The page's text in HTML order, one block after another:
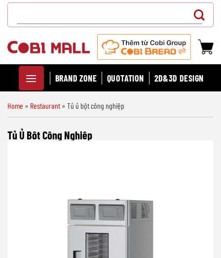
Chuyển
dung
for:
BRAND ZONE QUOTATION 2D&3D DESIGN
Home » Restaurant » Tủ ủ bột công nghiệp
Tủ Ủ Bột Công Nghiệp